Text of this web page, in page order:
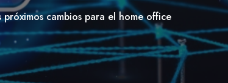
próximos cambios para el home office